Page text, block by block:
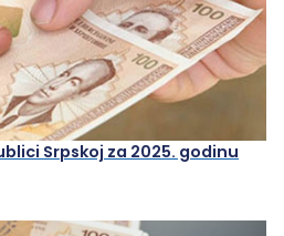
Srpskoj za 2025. godinu